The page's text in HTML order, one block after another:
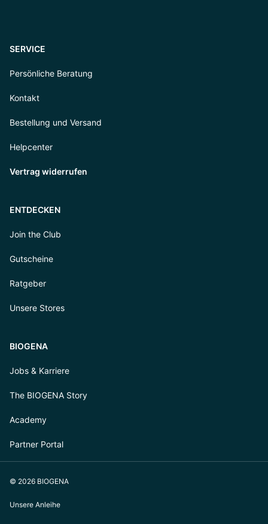
SERVICE
Persönliche Beratung
Kontakt
Bestellung und Versand
Helpcenter
Vertrag widerrufen
ENTDECKEN
Join the Club
Gutscheine
Ratgeber
Unsere Stores
BIOGENA
Jobs & Karriere
The BIOGENA Story
Academy
Partner Portal
© 2026 BIOGENA
Unsere Anleihe